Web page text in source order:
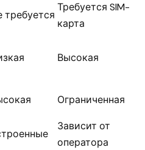
требуется
Требуется SIM-
карта
Высокая
Ограниченная
Зависит от
оператора